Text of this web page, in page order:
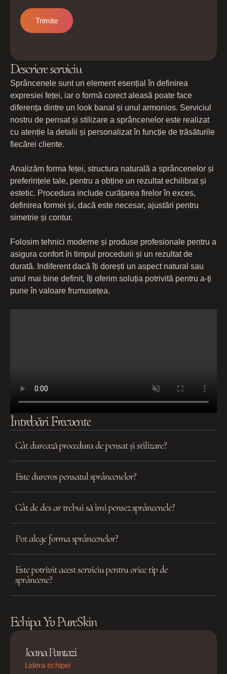
Descriere serviciu
Sprâncenele sunt un element esențial în definirea
expresiei feței, iar o formă corect aleasă poate face
diferența dintre un look banal și unul armonios. Serviciul
nostru de pensat și stilizare a sprâncenelor este realizat
cu atenție la detalii și personalizat în funcție de trăsăturile
fiecărei cliente.
Analizăm forma feței, structura naturală a sprâncenelor și
preferințele tale, pentru a obține un rezultat echilibrat și
estetic. Procedura include curățarea firelor în exces,
definirea formei și, dacă este necesar, ajustări pentru
simetrie și contur.
Folosim tehnici moderne și produse profesionale pentru a
asigura confort în timpul procedurii și un rezultat de
durată. Indiferent dacă îți dorești un aspect natural sau
unul mai bine definit, îți oferim soluția potrivită pentru a-ți
pune în valoare frumusețea.
Întrebări Frecvente
Cât durează procedura de pensat și stilizare?
Este dureros pensatul sprâncenelor?
Cât de des ar trebui să îmi pensez sprâncenele?
Pot alege forma sprâncenelor?
Este potrivit acest serviciu pentru orice tip de
sprâncene?
Echipa Yv PureSkin
Ioana Pantazi
Lidera echipei